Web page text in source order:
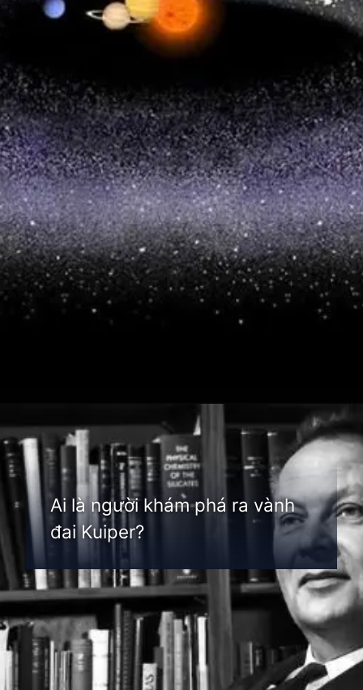
Đang mởhttps://thienvanhoc.edu.vn/vanh-dai-kuiper
Ai là người khám phá ra vành
đai Kuiper?